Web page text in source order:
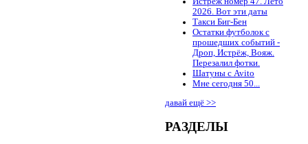
2026. Вот эти даты
Такси Биг-Бен
Остатки футболок с
прошедших событий -
Дроп, Истрёж, Вояж.
Перезалил фотки.
Шатуны с Avito
Мне сегодня 50...
давай ещё >>
РАЗДЕЛЫ